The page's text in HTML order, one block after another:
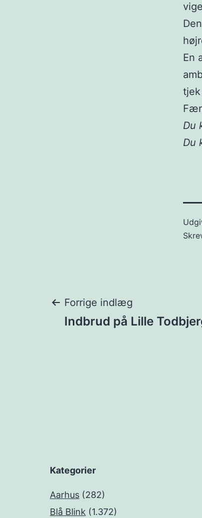
En
tjek
Du
Du
Forrige indlæg
Indbrud på Lille
Kategorier
Aarhus (282)
Blå Blink (1.372)